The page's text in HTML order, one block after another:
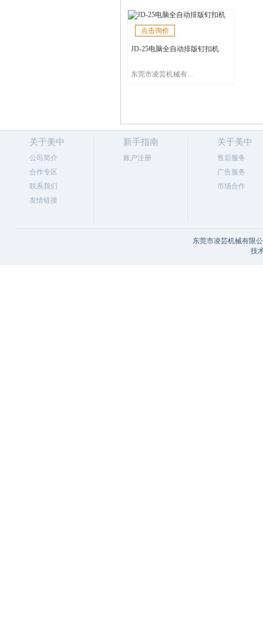
点击询价
JD-25电脑全自动排版钉扣机
东莞市凌芸机械有限公司
关于美中
公司简介
合作专区
联系我们
友情链接
新手指南
账户注册
关于美中
售后服务
广告服务
市场合作
东莞市凌芸机械有限
技